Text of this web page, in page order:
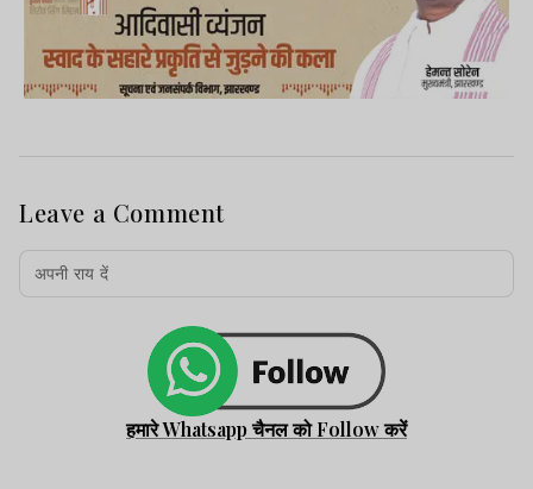
Leave a Comment
हमारे Whatsapp चैनल को Follow करें